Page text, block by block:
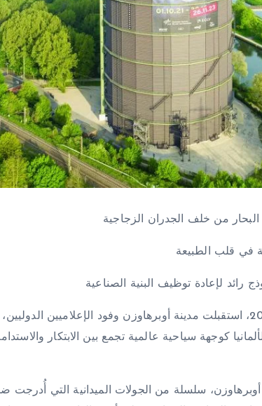
من خلف الجدران الزجاجية
في قلب الطبيعة
رائد لإعادة توظيف البنية الصناعية
ضمن فعاليات سوق السفر الألماني 2026، استقبلت مدينة أوبرهاوزن وفود
كوجهة سياحية عالمية تجمع بين الابتكار
سلسلة من الجولات الميدانية التي أُدرجت